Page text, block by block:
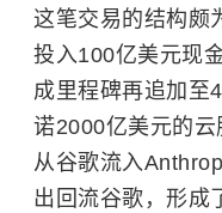
这笔交易的结构颇
投入100亿美元现
成里程碑再追加至
诺2000亿美元的
从谷歌流入
出回流谷歌，形成